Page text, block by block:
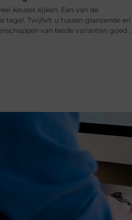
keuzes kijken. Een van de
tegel. Twijfelt u tussen glanzende en
van beide varianten goed